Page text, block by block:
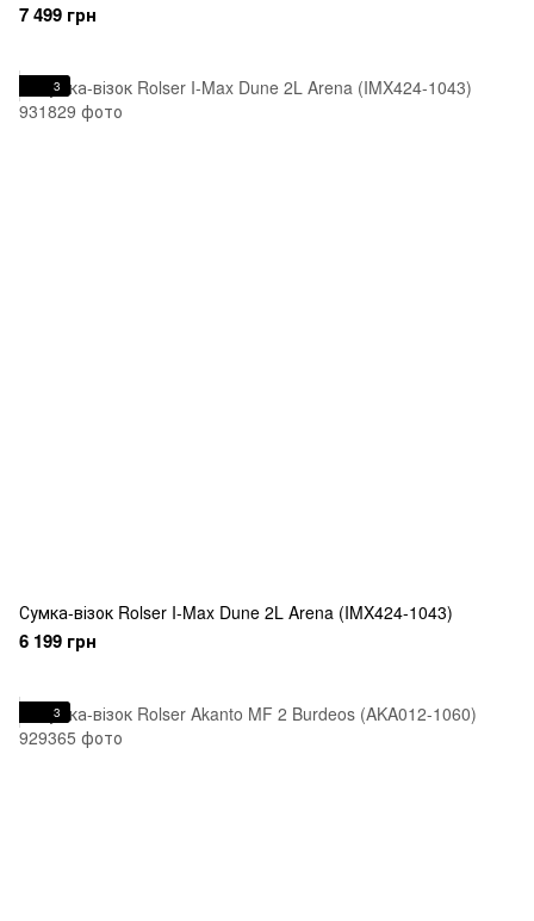
7 499 грн
3
Сумка-візок Rolser I-Max Dune 2L Arena (IMX424-1043)
6 199 грн
3